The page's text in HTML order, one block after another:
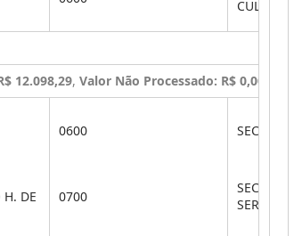
12.098,29, Valor Não Processado: R$ 0,00
0600 SEC. DE
H. DE
0700
SEC. DE